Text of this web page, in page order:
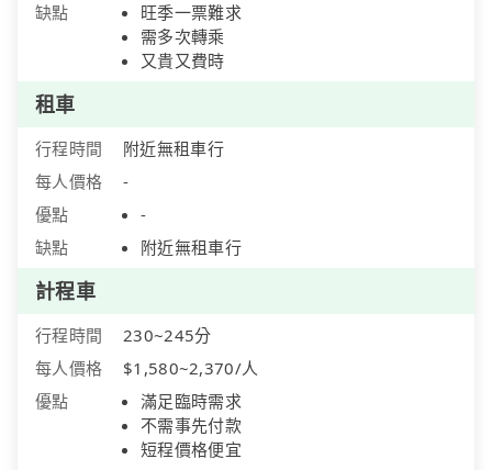
缺點
旺季一票難求
需多次轉乘
又貴又費時
租車
行程時間
附近無租車行
每人價格
-
優點
-
缺點
附近無租車行
計程車
行程時間
230~245分
每人價格
$1,580~2,370/人
優點
滿足臨時需求
不需事先付款
短程價格便宜